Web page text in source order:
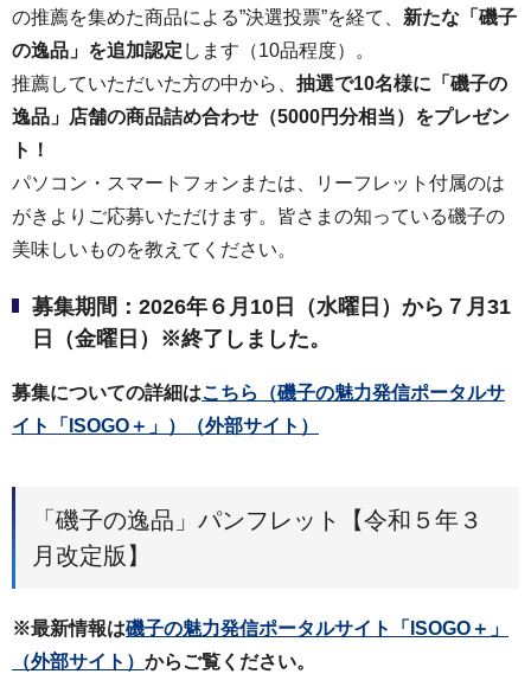
の推薦を集めた商品による”決選投票”を経て、 新たな「磯子
の逸品」を追加認定 します（10品程度）。
推薦していただいた方の中から、 抽選で10名様に「磯子の
逸品」店舗の商品詰め合わせ（5000円分相当）をプレゼン
ト！
パソコン・スマートフォンまたは、リーフレット付属のは
がきよりご応募いただけます。皆さまの知っている磯子の
美味しいものを教えてください。
募集期間：2026年６月10日（水曜日）から７月31
日（金曜日）※終了しました。
募集についての詳細はこちら（磯子の魅力発信ポータルサ
イト「ISOGO＋」）（外部サイト）
「磯子の逸品」パンフレット【令和５年３
月改定版】
※最新情報は磯子の魅力発信ポータルサイト「ISOGO＋」
（外部サイト） からご覧ください。